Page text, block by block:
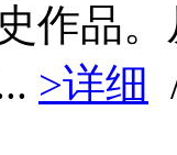
作品
>详细